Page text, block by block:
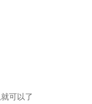
可以了